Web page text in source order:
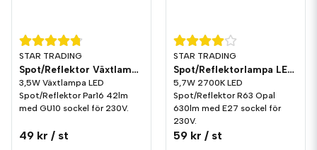
STAR TRADING
Spot/Reflektor Växtlampa LED 42lm GU10
3,5W Växtlampa LED
Spot/Reflektor Par16 42lm
med GU10 sockel för 230V.
49 kr / st
STAR TRADING
Spot/Reflektorlampa LED 630lm E27 2700K Opal
5,7W 2700K LED
Spot/Reflektor R63 Opal
630lm med E27 sockel för
230V.
59 kr / st